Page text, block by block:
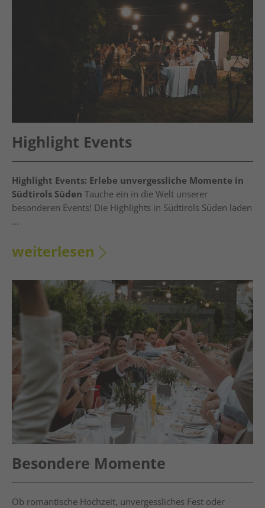
Highlight Events
Highlight Events: Erlebe unvergessliche Momente in
Südtirols Süden Tauche ein in die Welt unserer
besonderen Events! Die Highlights in Südtirols Süden laden
...
weiterlesen
Besondere Momente
Ob romantische Hochzeit, unvergessliches Fest oder